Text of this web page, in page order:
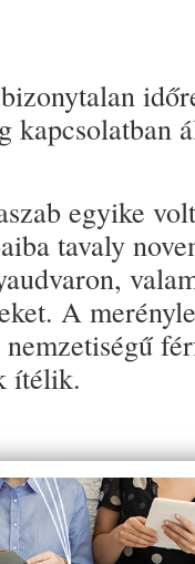
kapcsolatban
egyike
tavaly
A
ítélik.